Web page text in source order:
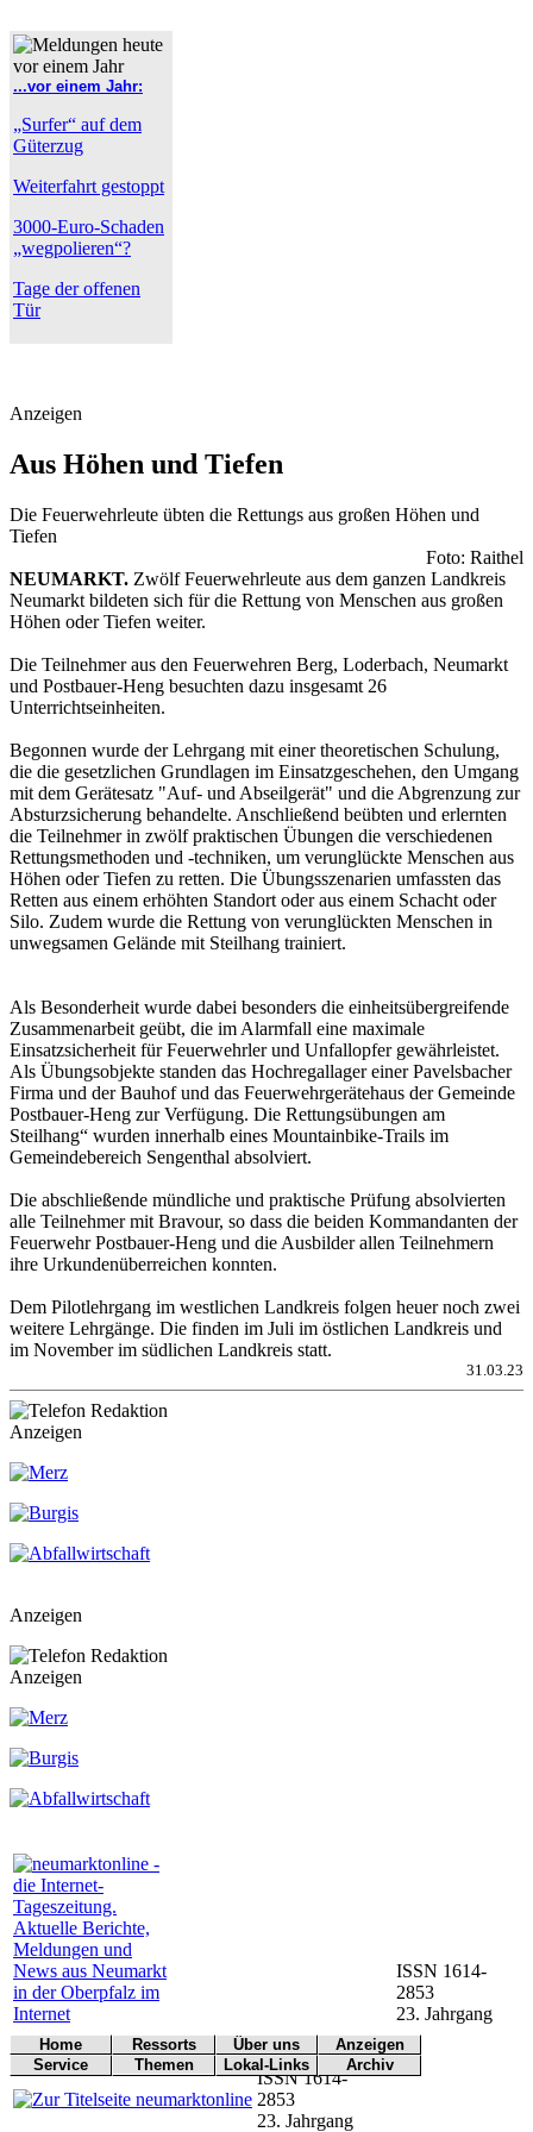
...vor einem Jahr:
„Surfer“ auf dem
Güterzug
Weiterfahrt gestoppt
3000-Euro-Schaden
„wegpolieren“?
Tage der offenen
Tür
Anzeigen
Aus Höhen und Tiefen
Die Feuerwehrleute übten die Rettungs aus großen Höhen und
Tiefen
Foto: Raithel
NEUMARKT. Zwölf Feuerwehrleute aus dem ganzen Landkreis
Neumarkt bildeten sich für die Rettung von Menschen aus großen
Höhen oder Tiefen weiter.
Die Teilnehmer aus den Feuerwehren Berg, Loderbach, Neumarkt
und Postbauer-Heng besuchten dazu insgesamt 26
Unterrichtseinheiten.
Begonnen wurde der Lehrgang mit einer theoretischen Schulung,
die die gesetzlichen Grundlagen im Einsatzgeschehen, den Umgang
mit dem Gerätesatz "Auf- und Abseilgerät" und die Abgrenzung zur
Absturzsicherung behandelte. Anschließend beübten und erlernten
die Teilnehmer in zwölf praktischen Übungen die verschiedenen
Rettungsmethoden und -techniken, um verunglückte Menschen aus
Höhen oder Tiefen zu retten. Die Übungsszenarien umfassten das
Retten aus einem erhöhten Standort oder aus einem Schacht oder
Silo. Zudem wurde die Rettung von verunglückten Menschen in
unwegsamen Gelände mit Steilhang trainiert.
Als Besonderheit wurde dabei besonders die einheitsübergreifende
Zusammenarbeit geübt, die im Alarmfall eine maximale
Einsatzsicherheit für Feuerwehrler und Unfallopfer gewährleistet.
Als Übungsobjekte standen das Hochregallager einer Pavelsbacher
Firma und der Bauhof und das Feuerwehrgerätehaus der Gemeinde
Postbauer-Heng zur Verfügung. Die Rettungsübungen am
Steilhang“ wurden innerhalb eines Mountainbike-Trails im
Gemeindebereich Sengenthal absolviert.
Die abschließende mündliche und praktische Prüfung absolvierten
alle Teilnehmer mit Bravour, so dass die beiden Kommandanten der
Feuerwehr Postbauer-Heng und die Ausbilder allen Teilnehmern
ihre Urkundenüberreichen konnten.
Dem Pilotlehrgang im westlichen Landkreis folgen heuer noch zwei
weitere Lehrgänge. Die finden im Juli im östlichen Landkreis und
im November im südlichen Landkreis statt.
31.03.23
Anzeigen
Anzeigen
Anzeigen
ISSN 1614-
2853
23. Jahrgang
Home
Titelseite
Kontakt
Ressorts
Politik
Über uns
Redaktion
Impressum
Kontakt
Anzeigen
Werbung
buchen
Service
Wetter
Themen
BN
Lokal-Links
Übersicht
Archiv
ISSN 1614-
2853
23. Jahrgang